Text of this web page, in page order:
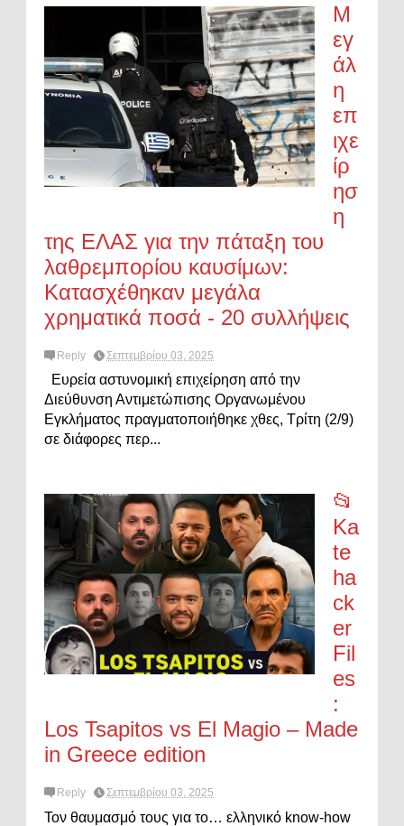
Μ
εγ
άλ
η
επ
ιχε
ίρ
ησ
η
της ΕΛΑΣ για την πάταξη του
λαθρεμπορίου καυσίμων:
Κατασχέθηκαν μεγάλα
χρηματικά ποσά - 20 συλλήψεις
Reply Σεπτεμβρίου 03, 2025
Ευρεία αστυνομική επιχείρηση από την
Διεύθυνση Αντιμετώπισης Οργανωμένου
Εγκλήματος πραγματοποιήθηκε χθες, Τρίτη (2/9)
σε διάφορες περ...
📂
Ka
te
ha
ck
er
Fil
es
:
Los Tsapitos vs El Magio – Made
in Greece edition
Reply Σεπτεμβρίου 03, 2025
Τον θαυμασμό τους για το… ελληνικό know-how